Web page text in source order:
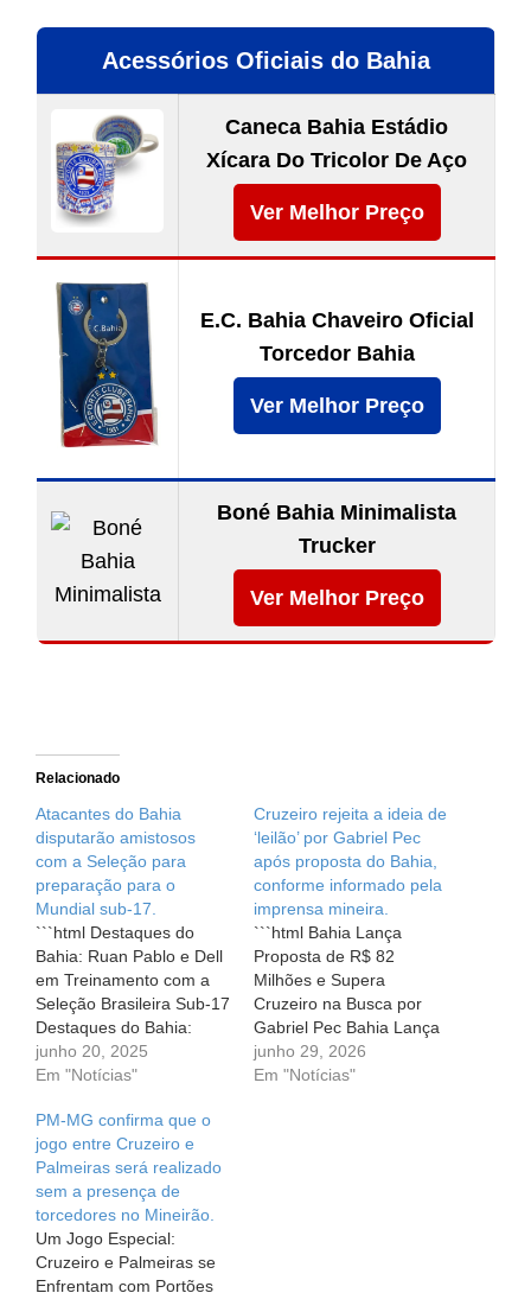
Acessórios Oficiais do Bahia
Caneca Bahia Estádio
Xícara Do Tricolor De Aço
Ver Melhor Preço
E.C. Bahia Chaveiro Oficial
Torcedor Bahia
Ver Melhor Preço
Boné Bahia Minimalista
Trucker
Ver Melhor Preço
Relacionado
Atacantes do Bahia
disputarão amistosos
com a Seleção para
preparação para o
Mundial sub-17.
```html Destaques do
Bahia: Ruan Pablo e Dell
em Treinamento com a
Seleção Brasileira Sub-17
Destaques do Bahia:
Ruan Pablo e Dell em
Treinamento com a
Recentemente, o coração
de muitos torcedores
tricolores bateu mais
forte ao saber que Ruan
Pablo e Dell, dois dos
principais atacantes…
junho 20, 2025
Em "Notícias"
Cruzeiro rejeita a ideia de
‘leilão’ por Gabriel Pec
após proposta do Bahia,
conforme informado pela
imprensa mineira.
```html Bahia Lança
Proposta de R$ 82
Milhões e Supera
Cruzeiro na Busca por
Gabriel Pec Bahia Lança
Proposta de R$ 82
Milhões e Supera
junho 29, 2026
Em "Notícias"
PM-MG confirma que o
jogo entre Cruzeiro e
Palmeiras será realizado
sem a presença de
torcedores no Mineirão.
Um Jogo Especial:
Cruzeiro e Palmeiras se
Enfrentam com Portões